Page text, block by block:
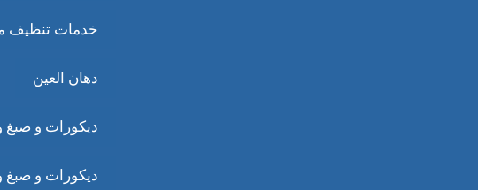
خدمات تنظيف
دهان العين
ديكورات و صبغ
ديكورات و صبغ